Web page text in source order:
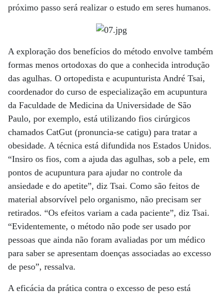
próximo passo será realizar o estudo em seres humanos.
A exploração dos benefícios do método envolve também
formas menos ortodoxas do que a conhecida introdução
das agulhas. O ortopedista e acupunturista André Tsai,
coordenador do curso de especialização em acupuntura
da Faculdade de Medicina da Universidade de São
Paulo, por exemplo, está utilizando fios cirúrgicos
chamados CatGut (pronuncia-se catigu) para tratar a
obesidade. A técnica está difundida nos Estados Unidos.
“Insiro os fios, com a ajuda das agulhas, sob a pele, em
pontos de acupuntura para ajudar no controle da
ansiedade e do apetite”, diz Tsai. Como são feitos de
material absorvível pelo organismo, não precisam ser
retirados. “Os efeitos variam a cada paciente”, diz Tsai.
“Evidentemente, o método não pode ser usado por
pessoas que ainda não foram avaliadas por um médico
para saber se apresentam doenças associadas ao excesso
de peso”, ressalva.
A eficácia da prática contra o excesso de peso está